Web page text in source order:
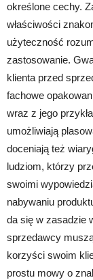
określone cechy.
właściwości
użyteczność
zastosowanie.
klienta przed
fachowe
wraz z jego
umożliwiają
doceniają też
ludziom, którzy
swoimi
nabywaniu
da się w zasadzie
sprzedawcy
korzyści swoim
prostu mowy o